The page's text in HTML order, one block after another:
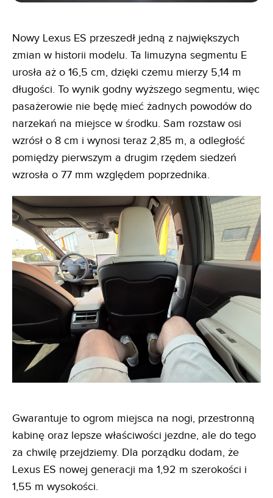
Nowy Lexus ES przeszedł jedną z największych
zmian w historii modelu. Ta limuzyna segmentu E
urosła aż o 16,5 cm, dzięki czemu mierzy 5,14 m
długości. To wynik godny wyższego segmentu, więc
pasażerowie nie będę mieć żadnych powodów do
narzekań na miejsce w środku. Sam rozstaw osi
wzrósł o 8 cm i wynosi teraz 2,85 m, a odległość
pomiędzy pierwszym a drugim rzędem siedzeń
wzrosła o 77 mm względem poprzednika.
Gwarantuje to ogrom miejsca na nogi, przestronną
kabinę oraz lepsze właściwości jezdne, ale do tego
za chwilę przejdziemy. Dla porządku dodam, że
Lexus ES nowej generacji ma 1,92 m szerokości i
1,55 m wysokości.